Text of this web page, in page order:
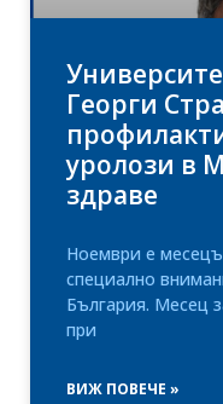
Георги
уролози в
здраве
Ноември е
специално
България. Месец
при
ВИЖ ПОВЕЧЕ »